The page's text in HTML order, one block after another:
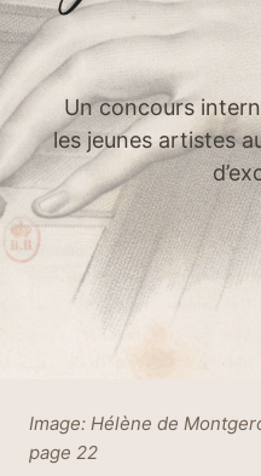
Un concours
les jeunes artistes
Image: Hélène de
page 22